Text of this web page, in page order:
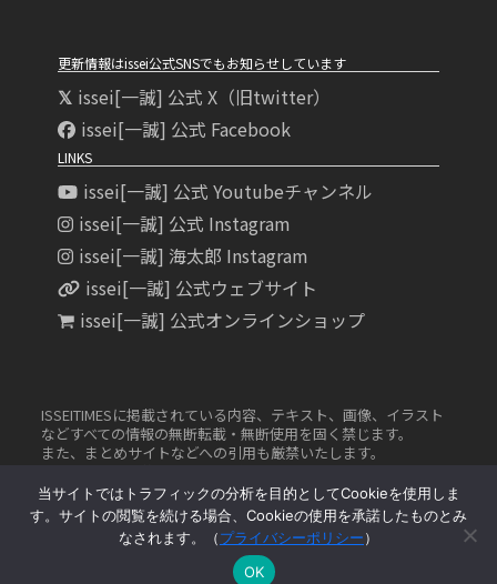
更新情報はissei公式SNSでもお知らせしています
issei[一誠] 公式 X（旧twitter）
issei[一誠] 公式 Facebook
LINKS
issei[一誠] 公式 Youtubeチャンネル
issei[一誠] 公式 Instagram
issei[一誠] 海太郎 Instagram
issei[一誠] 公式ウェブサイト
issei[一誠] 公式オンラインショップ
ISSEITIMESに掲載されている内容、テキスト、画像、イラスト
などすべての情報の無断転載・無断使用を固く禁じます。
また、まとめサイトなどへの引用も厳禁いたします。
© 2026issei
当サイトではトラフィックの分析を目的としてCookieを使用しま
す。サイトの閲覧を続ける場合、Cookieの使用を承諾したものとみ
なされます。（プライバシーポリシー）
OK